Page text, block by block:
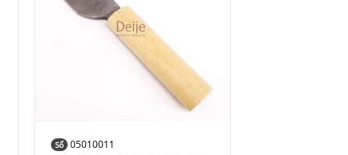
Số 05010011